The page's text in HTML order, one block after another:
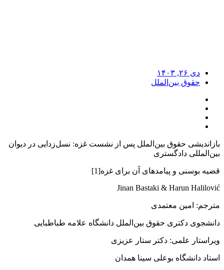
دی ۲۶, ۱۴۰۳
حقوق بین‌الملل
بازاندیشی حقوق بین‌الملل پس از نشست غزه: نسل‌زدایی در دیوان
بین‌المللی دادگستری
قضیه بوسنی و پیامدهای آن برای غزه[1]
Jinan Bastaki & Harun Halilović
مترجم: امین معتمدی
دانشجوی دکتری حقوق بین‌الملل دانشگاه علامه طباطبایی
ویراستار علمی: دکتر ستار عزیزی
استاد دانشگاه بوعلی سینا همدان